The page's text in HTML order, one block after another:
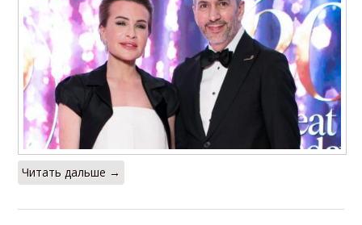
Читать дальше →